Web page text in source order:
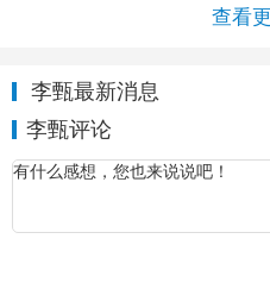
李甄个人资料
李甄演艺经历电视剧电影作品：
2011年起便开始代言服装，
pawinpaw等。也参加过
bestbaby,Babee,ange的杂志封
查看
李甄最新消息
李甄评论